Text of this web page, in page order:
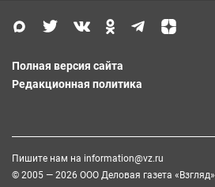
Полная версия сайта
Редакционная политика
Пишите нам на information@vz.ru
© 2005 — 2026 ООО Деловая газета «Взгляд»